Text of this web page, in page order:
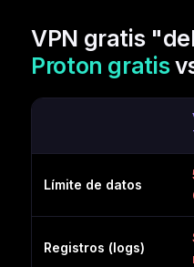
VPN gratis
Proton gratis
Límite de datos
Registros (logs)